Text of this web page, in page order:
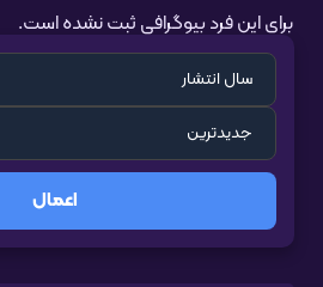
برای این فرد بیوگرافی ثبت نشده است.
اعمال